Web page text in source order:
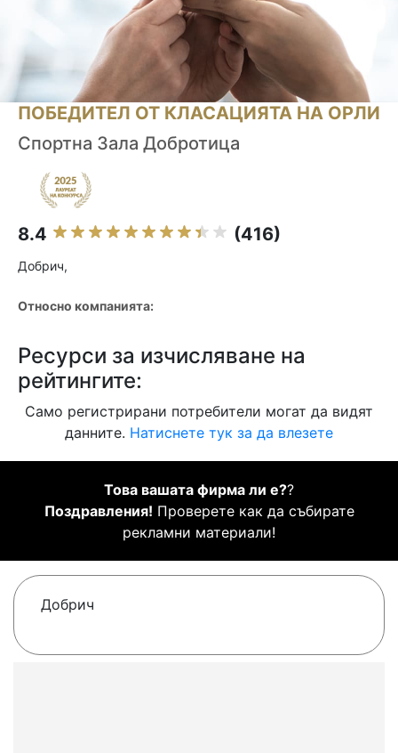
ПОБЕДИТЕЛ ОТ КЛАСАЦИЯТА НА ОРЛИ
Спортна Зала Добротица
8.4 (416)
Добрич,
Относно компанията:
Ресурси за изчисляване на
рейтингите:
Само регистрирани потребители могат да видят
данните. Натиснете тук за да влезете
Това вашата фирма ли е??
Поздравления! Проверете как да събирате
рекламни материали!
Добрич